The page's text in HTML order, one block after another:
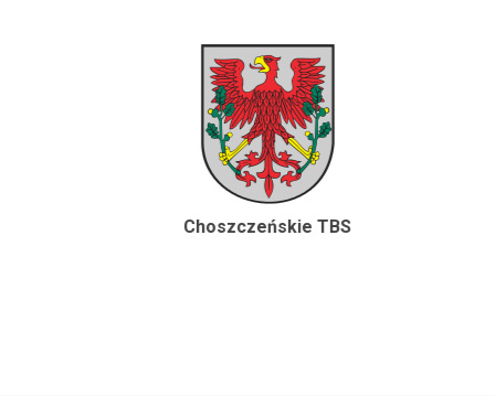
Choszczeńskie TBS